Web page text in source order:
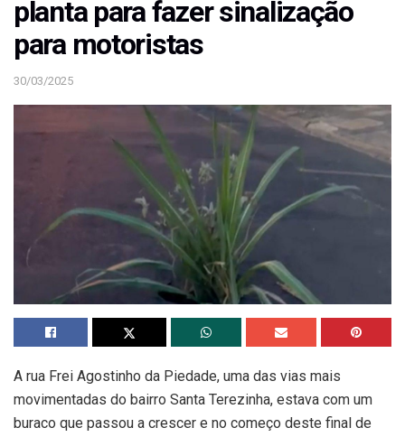
planta para fazer sinalização
para motoristas
30/03/2025
A rua Frei Agostinho da Piedade, uma das vias mais
movimentadas do bairro Santa Terezinha, estava com um
buraco que passou a crescer e no começo deste final de